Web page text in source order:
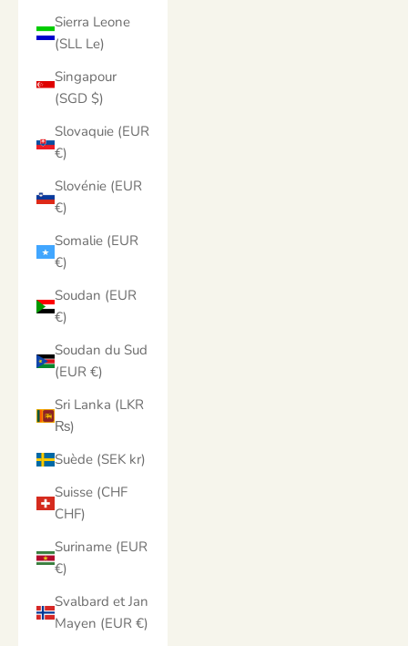
Sierra Leone
(SLL Le)
Singapour
(SGD $)
Slovaquie (EUR
€)
Slovénie (EUR
€)
Somalie (EUR
€)
Soudan (EUR
€)
Soudan du Sud
(EUR €)
Sri Lanka (LKR
₨)
Suède (SEK kr)
Suisse (CHF
CHF)
Suriname (EUR
€)
Svalbard et Jan
Mayen (EUR €)